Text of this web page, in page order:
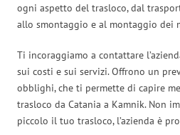
ogni aspetto del trasloco, dal
allo smontaggio e al montaggio dei
Ti incoraggiamo a contattare
sui costi e sui servizi. Offrono un
obblighi, che ti permette di capire
trasloco da Catania a Kamnik. Non
piccolo il tuo trasloco, l’azienda è